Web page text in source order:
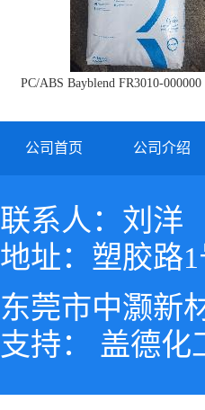
PC/ABS Bayblend FR3010-
公司首页 公司介绍
联系人：刘洋
地址：塑胶路
东莞市中灏新
支持： 盖德化